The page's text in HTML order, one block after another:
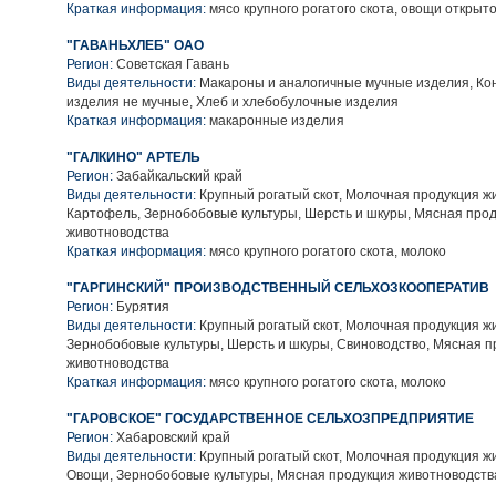
Краткая информация: мясо крупного рогатого скота, овощи
"ГАВАНЬХЛЕБ" ОАО
Регион: Советская Гавань
Виды деятельности: Макароны и аналогичные мучные изделия,
изделия не мучные, Хлеб и хлебобулочные изделия
Краткая информация: макаронные изделия
"ГАЛКИНО" АРТЕЛЬ
Регион: Забайкальский край
Виды деятельности: Крупный рогатый скот, Молочная продукция
Картофель, Зернобобовые культуры, Шерсть и шкуры, Мясная
животноводства
Краткая информация: мясо крупного рогатого скота, молоко
"ГАРГИНСКИЙ" ПРОИЗВОДСТВЕННЫЙ СЕЛЬХОЗКООПЕРАТИВ
Регион: Бурятия
Виды деятельности: Крупный рогатый скот, Молочная продукция
Зернобобовые культуры, Шерсть и шкуры, Свиноводство, Мясная
животноводства
Краткая информация: мясо крупного рогатого скота, молоко
"ГАРОВСКОЕ" ГОСУДАРСТВЕННОЕ СЕЛЬХОЗПРЕДПРИЯТИЕ
Регион: Хабаровский край
Виды деятельности: Крупный рогатый скот, Молочная продукция
Овощи, Зернобобовые культуры, Мясная продукция